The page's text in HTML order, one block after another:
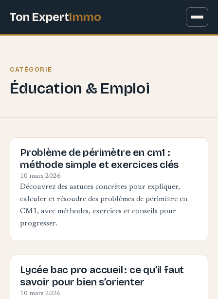
Ton ExpertImmo
CATÉGORIE
Éducation & Emploi
Problème de périmètre en cm1 :
méthode simple et exercices clés
10 mars 2026
Découvrez des astuces concrètes pour expliquer,
calculer et résoudre des problèmes de périmètre en
CM1, avec méthodes, exercices et conseils pour
progresser.
Lycée bac pro accueil : ce qu’il faut
savoir pour bien s’orienter
10 mars 2026